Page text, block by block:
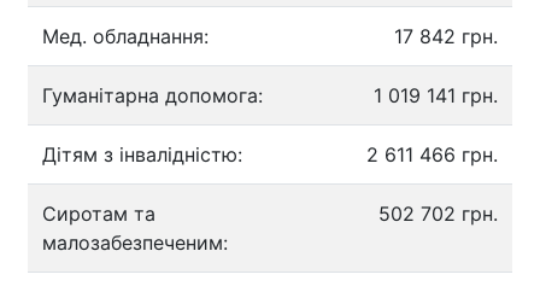
Мед. обладнання: 17 842 грн.
Гуманітарна допомога: 1 019 141 грн.
Дітям з інвалідністю: 2 611 466 грн.
Сиротам та
малозабезпеченим:
502 702 грн.